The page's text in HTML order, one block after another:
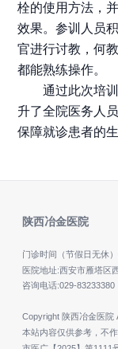
栓的使用方法，
效果。参训人员
官进行讨教，何
都能熟练操作。
通过此次培训
升了全院医务人
保障就诊患者的
陕西冶金医院
门诊时间（节假日无休）
医院地址:西安市雁塔区
咨询电话:029-83233380
Copyright 陕西冶金医院
本站内容仅供参考，不